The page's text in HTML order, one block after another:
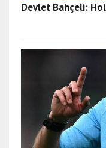
Devlet Bahçeli: